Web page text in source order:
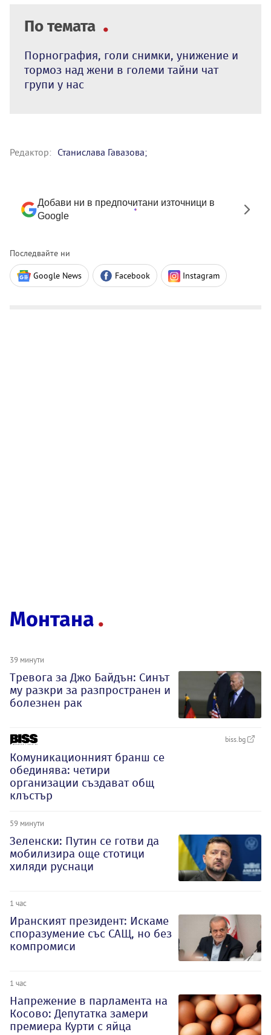
По темата
Порнография, голи снимки, унижение и
тормоз над жени в големи тайни чат
групи у нас
Редактор: Станислава Гавазова;
Добави ни в предпочитани източници в
Google
Последвайте ни
Google News Facebook Instagram
Монтана
39 минути
Тревога за Джо Байдън: Синът
му разкри за разпространен и
болезнен рак
biss.bg
Комуникационният бранш се
обединява: четири
организации създават общ
клъстър
59 минути
Зеленски: Путин се готви да
мобилизира още стотици
хиляди руснаци
1 час
Иранският президент: Искаме
споразумение със САЩ, но без
компромиси
1 час
Напрежение в парламента на
Косово: Депутатка замери
премиера Курти с яйца